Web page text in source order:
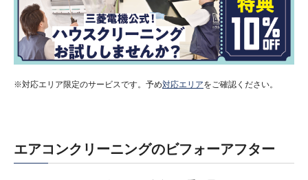
※対応エリア限定のサービスです。予め対応エリアをご確認ください。
エアコンクリーニングのビフォーアフター